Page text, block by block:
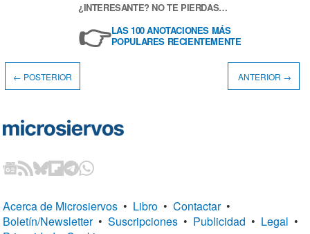
¿INTERESANTE? NO TE PIERDAS…
👉LAS 100 ANOTACIONES MÁS
POPULARES RECIENTEMENTE
← POSTERIOR ANTERIOR →
Acerca de Microsiervos • Libro • Contactar •
Boletín/Newsletter • Suscripciones • Publicidad • Legal •